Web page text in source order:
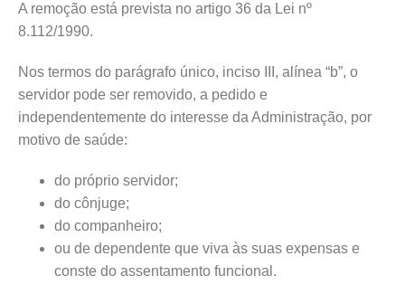
A remoção está prevista no artigo 36 da Lei nº
8.112/1990.
Nos termos do parágrafo único, inciso III, alínea “b”, o
servidor pode ser removido, a pedido e
independentemente do interesse da Administração, por
motivo de saúde:
do próprio servidor;
do cônjuge;
do companheiro;
ou de dependente que viva às suas expensas e
conste do assentamento funcional.